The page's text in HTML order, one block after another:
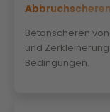
Abbruchscheren
Betonscheren
und
Bedingungen.